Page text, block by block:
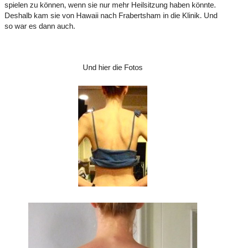
spielen zu können, wenn sie nur mehr Heilsitzung haben könnte.
Deshalb kam sie von Hawaii nach Frabertsham in die Klinik. Und
so war es dann auch.
Und hier die Fotos